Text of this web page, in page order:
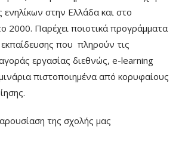
ενηλίκων στην Ελλάδα και στο
2000. Παρέχει ποιοτικά προγράμματα
εκπαίδευσης που πληρούν τις
εργασίας διεθνώς, e-learning
πιστοποιημένα από κορυφαίους
της σχολής μας